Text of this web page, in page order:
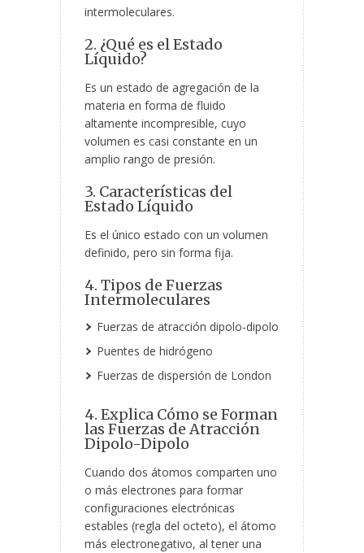
intermoleculares.
2. ¿Qué es el Estado
Líquido?
Es un estado de agregación de la
materia en forma de fluido
altamente incompresible, cuyo
volumen es casi constante en un
amplio rango de presión.
3. Características del
Estado Líquido
Es el único estado con un volumen
definido, pero sin forma fija.
4. Tipos de Fuerzas
Intermoleculares
Fuerzas de atracción dipolo-dipolo
Puentes de hidrógeno
Fuerzas de dispersión de London
4. Explica Cómo se Forman
las Fuerzas de Atracción
Dipolo-Dipolo
Cuando dos átomos comparten uno
o más electrones para formar
configuraciones electrónicas
estables (regla del octeto), el átomo
más electronegativo, al tener una